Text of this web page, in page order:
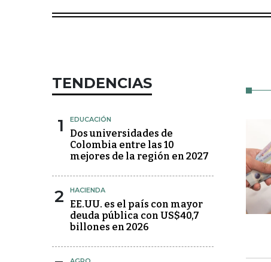
TENDENCIAS
1 EDUCACIÓN
Dos universidades de
Colombia entre las 10
mejores de la región en 2027
2 HACIENDA
EE.UU. es el país con mayor
deuda pública con US$40,7
billones en 2026